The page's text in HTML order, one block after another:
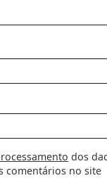
dos
comentários no site